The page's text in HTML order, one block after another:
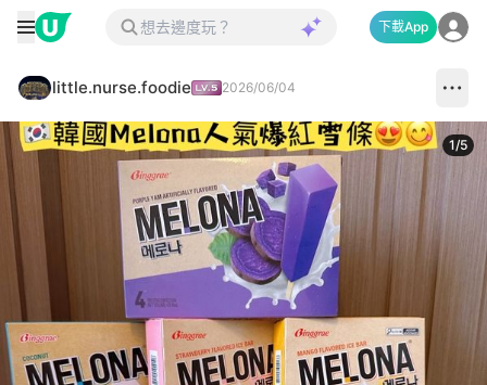
下載App
little.nurse.foodie 2026/06/04
1/5